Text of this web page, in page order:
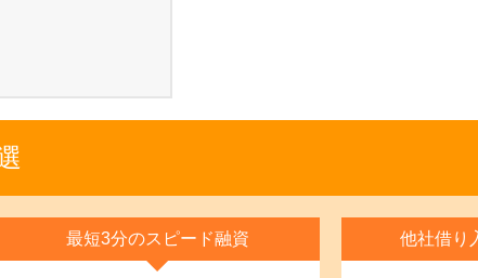
最短3分のスピード融資 他社借り